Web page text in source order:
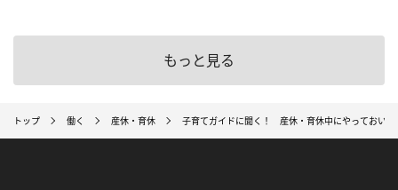
もっと見る
トップ 働く 産休・育休 子育てガイドに聞く！ 産休・育休中にやっておいた